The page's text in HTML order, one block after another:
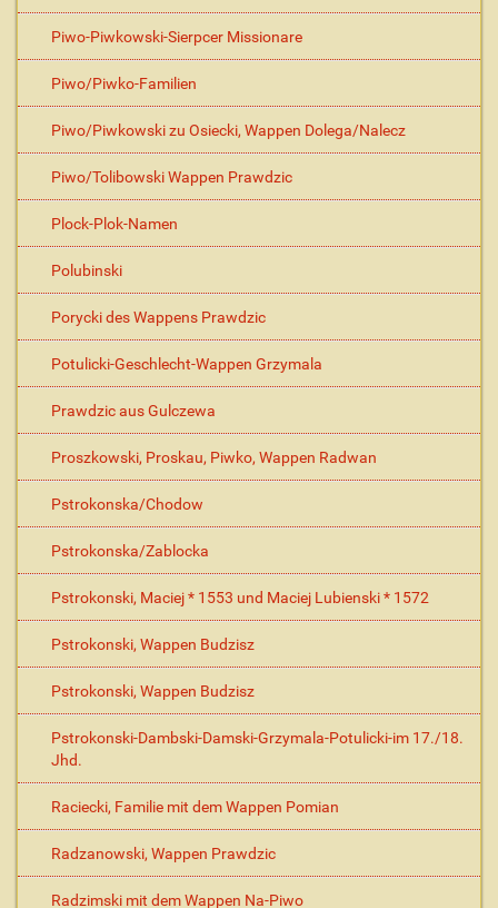
Piwo-Piwkowski-Sierpcer Missionare
Piwo/Piwko-Familien
Piwo/Piwkowski zu Osiecki, Wappen Dolega/Nalecz
Piwo/Tolibowski Wappen Prawdzic
Plock-Plok-Namen
Polubinski
Porycki des Wappens Prawdzic
Potulicki-Geschlecht-Wappen Grzymala
Prawdzic aus Gulczewa
Proszkowski, Proskau, Piwko, Wappen Radwan
Pstrokonska/Chodow
Pstrokonska/Zablocka
Pstrokonski, Maciej * 1553 und Maciej Lubienski * 1572
Pstrokonski, Wappen Budzisz
Pstrokonski, Wappen Budzisz
Pstrokonski-Dambski-Damski-Grzymala-Potulicki-im 17./18.
Jhd.
Raciecki, Familie mit dem Wappen Pomian
Radzanowski, Wappen Prawdzic
Radzimski mit dem Wappen Na-Piwo